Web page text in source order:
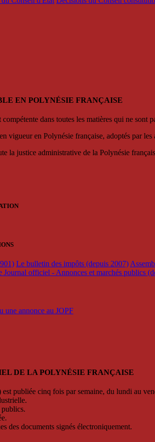
EN POLYNÉSIE FRANÇAISE
dans toutes les matières qui ne sont
vigueur en Polynésie française, adoptés par
la justice administrative de la Polynésie
Le bulletin des impôts (depuis 2007)
Journal officiel - Annonces et marchés publics
une annonce au JOPF
DE LA POLYNÉSIE FRANÇAISE
publiée cinq fois par semaine, du lundi au
publics.
des documents signés électroniquement.